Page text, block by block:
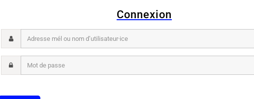
Connexion